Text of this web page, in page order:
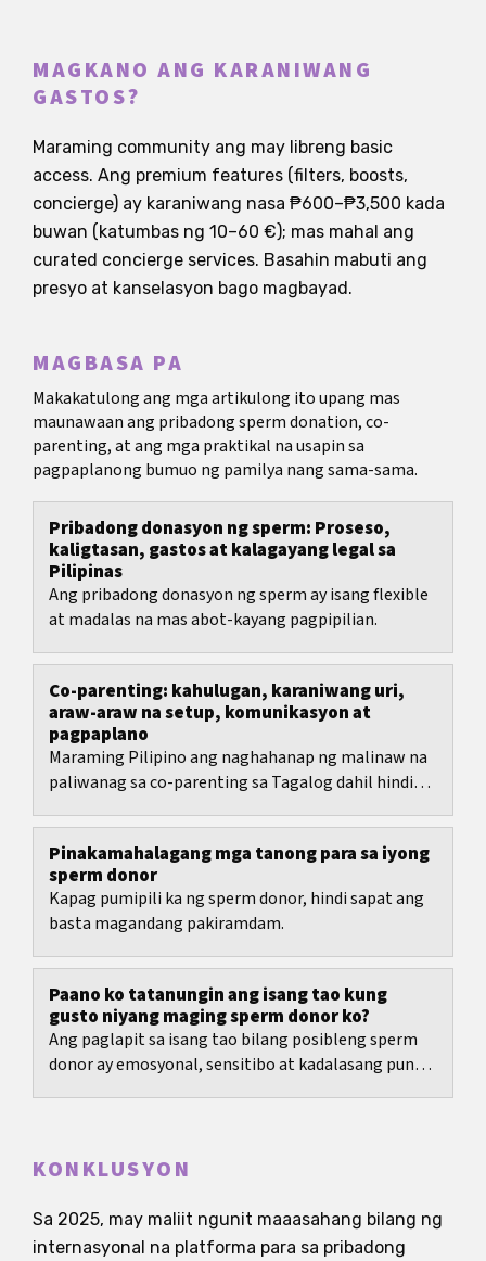
MAGKANO ANG KARANIWANG
GASTOS?
Maraming community ang may libreng basic
access. Ang premium features (filters, boosts,
concierge) ay karaniwang nasa ₱600–₱3,500 kada
buwan (katumbas ng 10–60 €); mas mahal ang
curated concierge services. Basahin mabuti ang
presyo at kanselasyon bago magbayad.
MAGBASA PA
Makakatulong ang mga artikulong ito upang mas
maunawaan ang pribadong sperm donation, co-
parenting, at ang mga praktikal na usapin sa
pagpaplanong bumuo ng pamilya nang sama-sama.
Pribadong donasyon ng sperm: Proseso,
kaligtasan, gastos at kalagayang legal sa
Pilipinas
Ang pribadong donasyon ng sperm ay isang flexible
at madalas na mas abot-kayang pagpipilian.
Co-parenting: kahulugan, karaniwang uri,
araw-araw na setup, komunikasyon at
pagpaplano
Maraming Pilipino ang naghahanap ng malinaw na
paliwanag sa co-parenting sa Tagalog dahil hindi
Pinakamahalagang mga tanong para sa iyong
sperm donor
Kapag pumipili ka ng sperm donor, hindi sapat ang
basta magandang pakiramdam.
Paano ko tatanungin ang isang tao kung
gusto niyang maging sperm donor ko?
Ang paglapit sa isang tao bilang posibleng sperm
donor ay emosyonal, sensitibo at kadalasang puno
KONKLUSYON
Sa 2025, may maliit ngunit maaasahang bilang ng
internasyonal na platforma para sa pribadong